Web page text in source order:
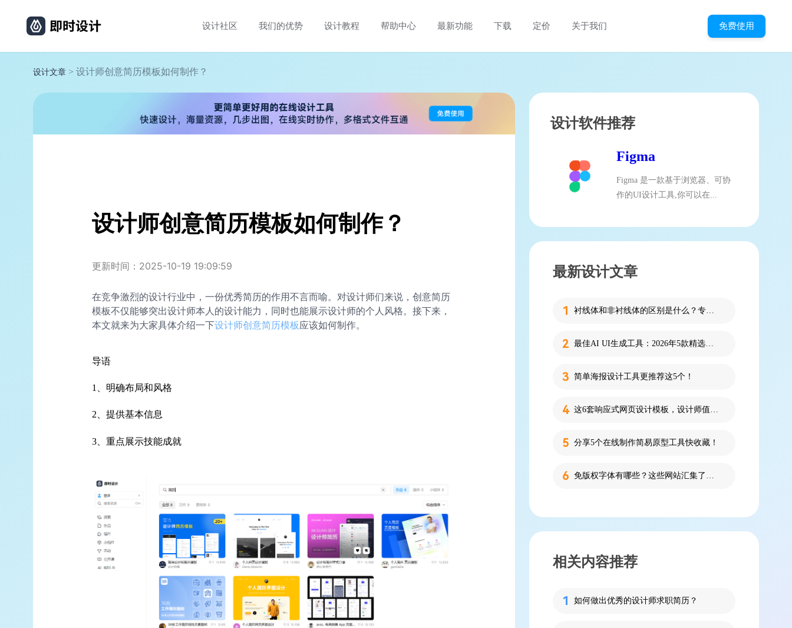
设计社区 我们的优势 设计教程 帮助中心 最新功能 下载 定价 关于我们 免费使用
设计文章 > 设计师创意简历模板如何制作？
设计师创意简历模板如何制作？
更新时间：2025-10-19 19:09:59
在竞争激烈的设计行业中，一份优秀简历的作用不言而喻。对设计师们来说，创意简历
模板不仅能够突出设计师本人的设计能力，同时也能展示设计师的个人风格。接下来，
本文就来为大家具体介绍一下设计师创意简历模板应该如何制作。
导语
1、明确布局和风格
2、提供基本信息
3、重点展示技能成就
设计软件推荐
Figma
Figma 是一款基于浏览器、可协
作的UI设计工具,你可以在...
最新设计文章
衬线体和非衬线体的区别是什么？专为设计新人解答！
最佳AI UI生成工具：2026年5款精选，新手零代码快速制作界面
简单海报设计工具更推荐这5个！
这6套响应式网页设计模板，设计师值得收藏！
分享5个在线制作简易原型工具快收藏！
免版权字体有哪些？这些网站汇集了近百款免版权字体！
相关内容推荐
如何做出优秀的设计师求职简历？